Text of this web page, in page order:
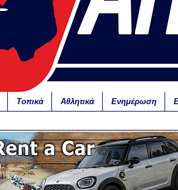
Τοπικά Αθλητικά Ενημέρωση